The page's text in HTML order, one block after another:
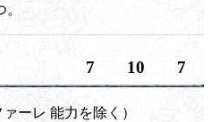
7 10 7
ーレ 能力を除く）